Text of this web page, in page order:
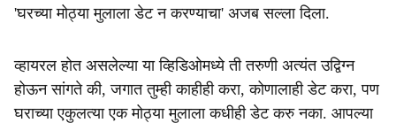
'घरच्या मोठ्या मुलाला डेट न करण्याचा' अजब सल्ला दिला.
व्हायरल होत असलेल्या या व्हिडिओमध्ये ती तरुणी अत्यंत उद्विग्न
होऊन सांगते की, जगात तुम्ही काहीही करा, कोणालाही डेट करा, पण
घराच्या एकुलत्या एक मोठ्या मुलाला कधीही डेट करु नका. आपल्या